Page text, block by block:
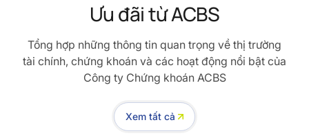
Ưu đãi từ ACBS
Tổng hợp những thông tin quan trọng về thị trường
tài chính, chứng khoán và các hoạt động nổi bật của
Công ty Chứng khoán ACBS
Xem tất cả